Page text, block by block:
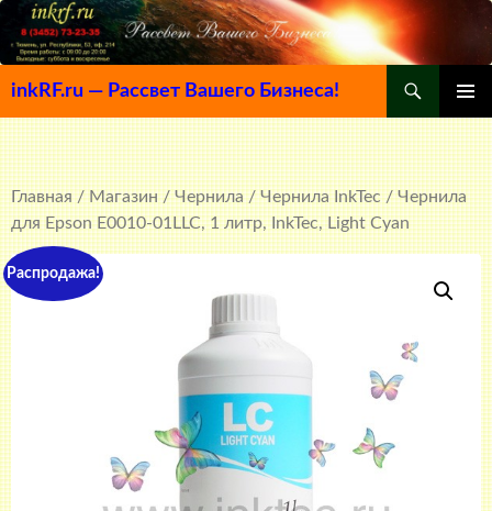
inkRF.ru — Рассвет Вашего Бизнеса!
МЕНЮ
К
СОДЕРЖИМОМУ
Главная/Магазин/Чернила/Чернила InkTec/ Чернила
для Epson E0010-01LLC, 1 литр, InkTec, Light Cyan
Распродажа!